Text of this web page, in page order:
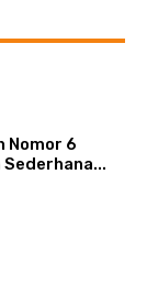
Nomor 6